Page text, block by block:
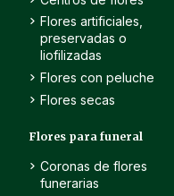
Flores artificiales,
preservadas o
liofilizadas
Flores con peluche
Flores secas
Flores para funeral
Coronas de flores
funerarias